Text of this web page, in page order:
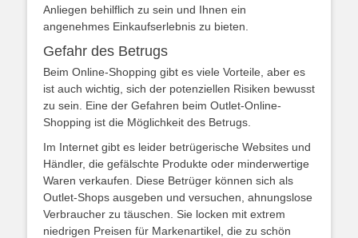
Anliegen behilflich zu sein und Ihnen ein
angenehmes Einkaufserlebnis zu bieten.
Gefahr des Betrugs
Beim Online-Shopping gibt es viele Vorteile, aber es
ist auch wichtig, sich der potenziellen Risiken bewusst
zu sein. Eine der Gefahren beim Outlet-Online-
Shopping ist die Möglichkeit des Betrugs.
Im Internet gibt es leider betrügerische Websites und
Händler, die gefälschte Produkte oder minderwertige
Waren verkaufen. Diese Betrüger können sich als
Outlet-Shops ausgeben und versuchen, ahnungslose
Verbraucher zu täuschen. Sie locken mit extrem
niedrigen Preisen für Markenartikel, die zu schön